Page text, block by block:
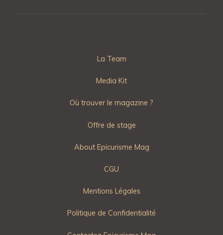
La Team
Media Kit
Où trouver le magazine ?
Offre de stage
About Epicurisme Mag
CGU
Mentions Légales
Politique de Confidentialité